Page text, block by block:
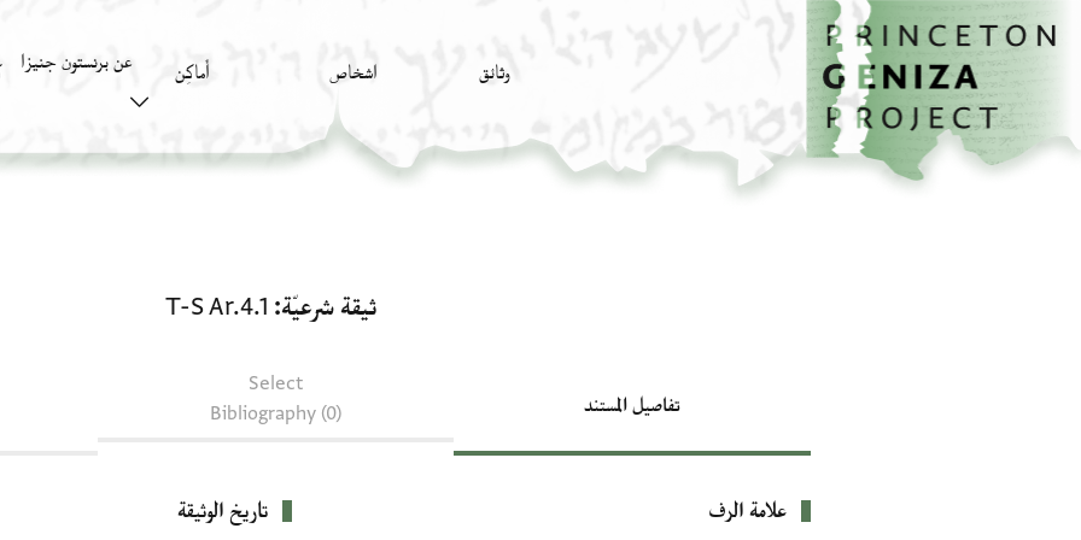
تخطي إلى المحتوى الرئيسي
الصفحة الرئيسية
وثائق اشخاص أَماكِن عن برنستون جنيزا
ثيقة شرعيّة T-S Ar.4.1
تفاصيل المستند
Select
Bibliography (0)
بيانات التعريف
علامة الرف تاريخ الوثيقة